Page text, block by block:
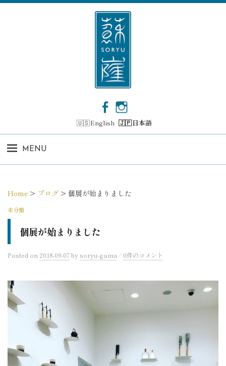
コ
c
e
o
s
t
r
English 日本語
MENU
Home > ブログ > 個展が始まりました
未分類
個展が始まりました
Posted on 2018-09-07by soryu-gama / 0件のコメント